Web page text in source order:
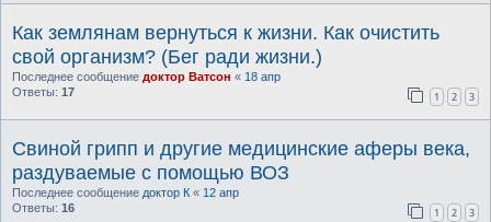
Как землянам вернуться к жизни. Как очистить
свой организм? (Бег ради жизни.)
Последнее сообщение доктор Ватсон « 18 апр
Ответы: 17 1 2 3
Свиной грипп и другие медицинские аферы века,
раздуваемые с помощью ВОЗ
Последнее сообщение доктор К « 12 апр
Ответы: 16 1 2 3